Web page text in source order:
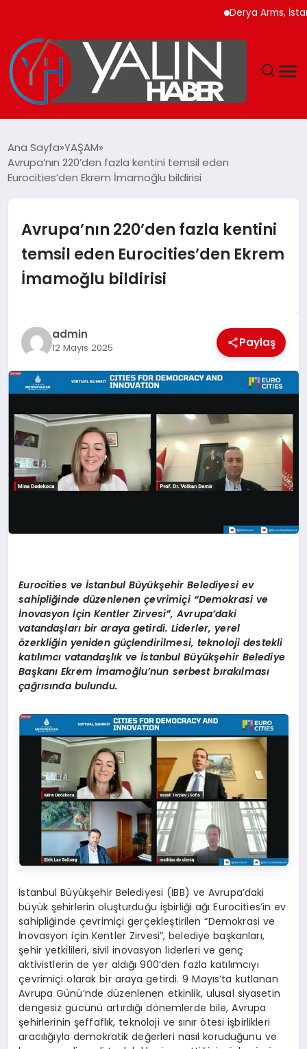
Derya Arms, İstanbul
SPOR
EKONOMİ
YAŞAM
TEKNOLOJİ
MAGAZİN
SAĞLIK
Ana Sayfa YAŞAM
Avrupa’nın 220’den fazla kentini temsil eden
Eurocities’den Ekrem İmamoğlu bildirisi
Avrupa’nın 220’den fazla kentini
temsil eden Eurocities’den Ekrem
İmamoğlu bildirisi
admin
12 Mayıs 2025 Paylaş
Eurocities ve İstanbul Büyükşehir Belediyesi ev
sahipliğinde düzenlenen çevrimiçi “Demokrasi ve
İnovasyon İçin Kentler Zirvesi”, Avrupa’daki
vatandaşları bir araya getirdi. Liderler, yerel
özerkliğin yeniden güçlendirilmesi, teknoloji destekli
katılımcı vatandaşlık ve İstanbul Büyükşehir Belediye
Başkanı Ekrem İmamoğlu’nun serbest bırakılması
çağrısında bulundu.
İstanbul Büyükşehir Belediyesi (İBB) ve Avrupa’daki
büyük şehirlerin oluşturduğu işbirliği ağı Eurocities’in ev
sahipliğinde çevrimiçi gerçekleştirilen “Demokrasi ve
İnovasyon için Kentler Zirvesi”, belediye başkanları,
şehir yetkilileri, sivil inovasyon liderleri ve genç
aktivistlerin de yer aldığı 900’den fazla katılımcıyı
çevrimiçi olarak bir araya getirdi. 9 Mayıs’ta kutlanan
Avrupa Günü’nde düzenlenen etkinlik, ulusal siyasetin
dengesiz gücünü artırdığı dönemlerde bile, Avrupa
şehirlerinin şeffaflık, teknoloji ve sınır ötesi işbirlikleri
aracılığıyla demokratik değerleri nasıl koruduğunu ve